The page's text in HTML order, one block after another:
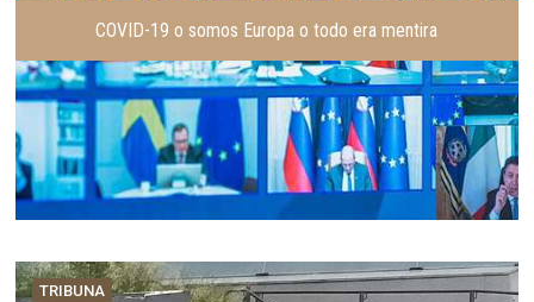
COVID-19 o somos Europa o todo era mentira
TRIBUNA